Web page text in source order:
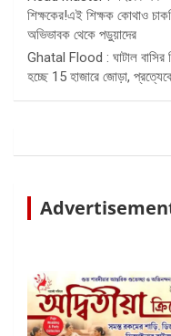
শিক্ষকের!এই শিক্ষক কোথাও
অভিভাবক থেকে পড়ুয়াদের
Ghatal Flood : ঘাটাল বাসির
হচ্ছে 15 হাজারে জোড়া,